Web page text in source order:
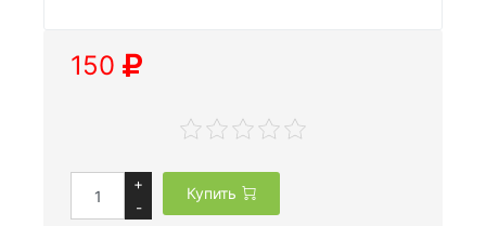
150
+
-
Купить